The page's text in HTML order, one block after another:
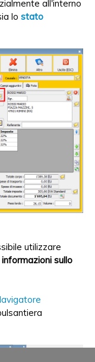
all'interno
lo stato
utilizzare
sullo